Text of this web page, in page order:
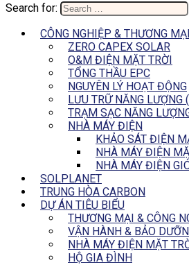
Search for:
CÔNG NGHIỆP & THƯƠNG MẠI
ZERO CAPEX SOLAR
O&M ĐIỆN MẶT TRỜI
TỔNG THẦU EPC
NGUYÊN LÝ HOẠT ĐỘNG
LƯU TRỮ NĂNG LƯỢNG
TRẠM SẠC NĂNG
NHÀ MÁY ĐIỆN
KHẢO SÁT ĐIỆN
NHÀ MÁY ĐIỆN
NHÀ MÁY ĐIỆN
SOLPLANET
TRUNG HÒA CARBON
DỰ ÁN TIÊU BIỂU
THƯƠNG MẠI & CÔNG
VẬN HÀNH & BẢO
NHÀ MÁY ĐIỆN MẶT
HỘ GIA ĐÌNH